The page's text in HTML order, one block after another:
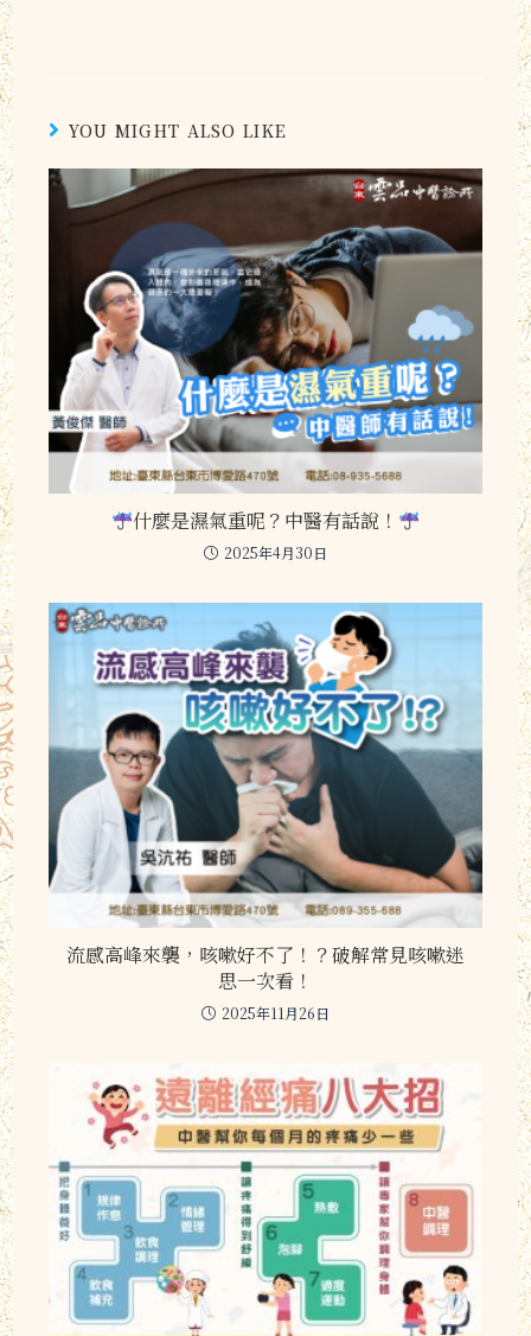
YOU MIGHT ALSO LIKE
什麼是濕氣重呢？中醫有話說！
2025年4月30日
流感高峰來襲，咳嗽好不了！？破解常見咳嗽迷
思一次看！
2025年11月26日